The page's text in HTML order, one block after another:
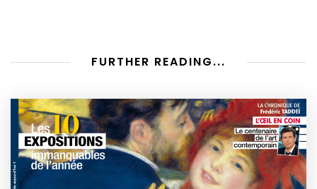
FURTHER READING...